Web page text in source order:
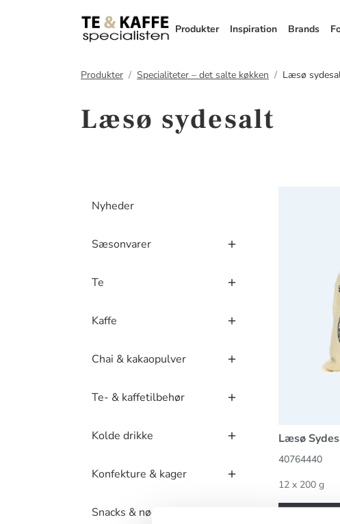
Produkter Inspiration Brands
Produkter Specialiteter – det salte køkken Læsø
Læsø sydesalt
Nyheder
Sæsonvarer
Te
Kaffe
Chai & kakaopulver
Te- & kaffetilbehør
Kolde drikke
Konfekture & kager
Snacks & nødder
Læsø
40764440
12 x 200 g